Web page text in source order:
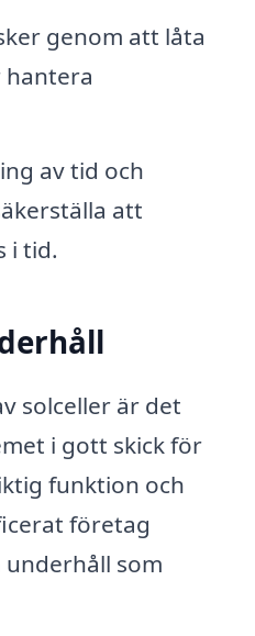
genom att låta
av tid och
att
i tid.
solceller är det
i gott skick för
funktion och
företag
som